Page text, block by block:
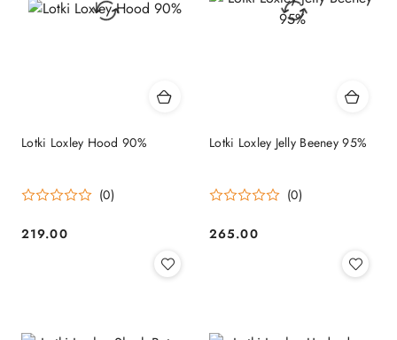
Lotki Loxley Hood 90%
(0)
Cena:
219.00
Lotki Loxley Jelly Beeney 95%
(0)
Cena:
265.00